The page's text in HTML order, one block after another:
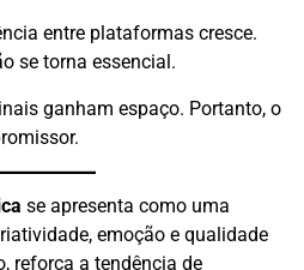
entre plataformas cresce.
se torna essencial.
ganham espaço. Portanto, o
se apresenta como uma
emoção e qualidade
reforça a tendência de